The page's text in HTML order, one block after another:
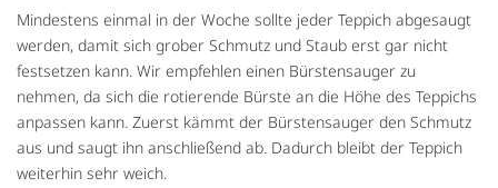
Mindestens einmal in der Woche sollte jeder Teppich abgesaugt
werden, damit sich grober Schmutz und Staub erst gar nicht
festsetzen kann. Wir empfehlen einen Bürstensauger zu
nehmen, da sich die rotierende Bürste an die Höhe des Teppichs
anpassen kann. Zuerst kämmt der Bürstensauger den Schmutz
aus und saugt ihn anschließend ab. Dadurch bleibt der Teppich
weiterhin sehr weich.